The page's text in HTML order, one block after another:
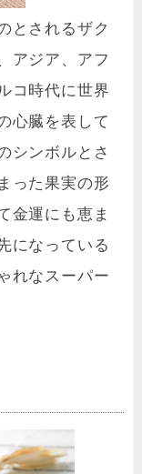
とされるザク
アジア、アフ
コ時代に世界
心臓を表して
シンボルとさ
った果実の形
金運にも恵ま
になっている
れなスーパー